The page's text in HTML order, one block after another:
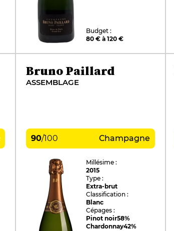
Budget :
80 € à 120 €
Bruno Paillard
ASSEMBLAGE
90/100 Champagne
Millésime :
2015
Type :
Extra-brut
Classification :
Blanc
Cépages :
Pinot noir58%
Chardonnay42%